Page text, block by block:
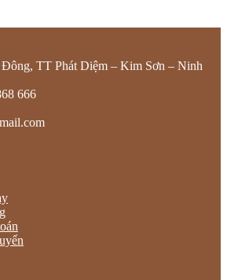
TT Phát Diệm – Kim Sơn – Ninh
666